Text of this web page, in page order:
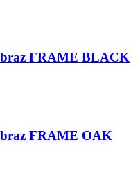
FRAME BLACK
FRAME OAK